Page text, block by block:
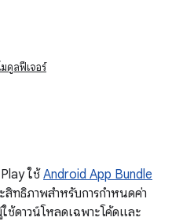
ดูลฟีเจอร์
ใช้ Android App Bundle
ทธิภาพสำหรับการกำหนดค่า
ดาวน์โหลดเฉพาะโค้ดและ